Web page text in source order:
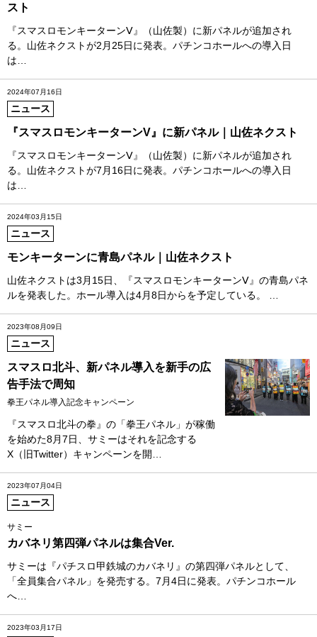
スト
『スマスロモンキーターンⅤ』（山佐製）に新パネルが追加され
る。山佐ネクストが2月25日に発表。パチンコホールへの導入日
は…
2024年07月16日
ニュース
『スマスロモンキーターンV』に新パネル｜山佐ネクスト
『スマスロモンキーターンⅤ』（山佐製）に新パネルが追加され
る。山佐ネクストが7月16日に発表。パチンコホールへの導入日
は…
2024年03月15日
ニュース
モンキーターンに青島パネル｜山佐ネクスト
山佐ネクストは3月15日、『スマスロモンキーターンⅤ』の青島パネ
ルを発表した。ホール導入は4月8日からを予定している。 …
2023年08月09日
ニュース
スマスロ北斗、新パネル導入を新手の広
告手法で周知
拳王パネル導入記念キャンペーン
『スマスロ北斗の拳』の「拳王パネル」が稼働
を始めた8月7日、サミーはそれを記念する
X（旧Twitter）キャンペーンを開…
2023年07月04日
ニュース
サミー
カバネリ第四弾パネルは集合Ver.
サミーは『パチスロ甲鉄城のカバネリ』の第四弾パネルとして、
「全員集合パネル」を発売する。7月4日に発表。パチンコホール
へ…
2023年03月17日